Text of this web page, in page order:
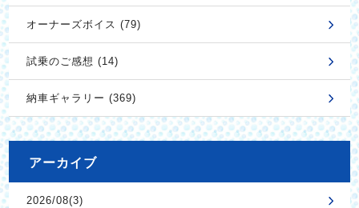
オーナーズボイス (79)
試乗のご感想 (14)
納車ギャラリー (369)
アーカイブ
2026/08(3)